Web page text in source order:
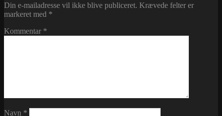
Din e-mailadresse vil ikke blive publiceret. Krævede felter er
markeret med *
Kommentar *
Navn *